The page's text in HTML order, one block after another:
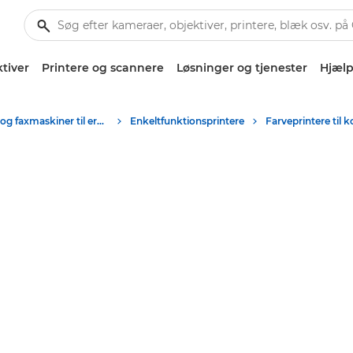
Printere og scannere Løsninger og tjenester
Printere og faxmaskiner til erhverv Enkeltfunktionsprintere